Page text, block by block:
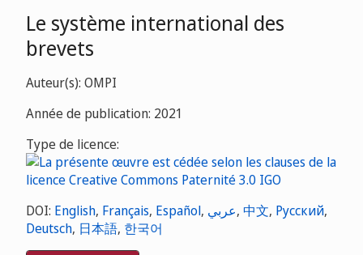
Le système international des
brevets
Auteur(s): OMPI
Année de publication: 2021
Type de licence:
DOI: English, Français, Español, عربي, 中文, Русский,
Deutsch, 日本語, 한국어